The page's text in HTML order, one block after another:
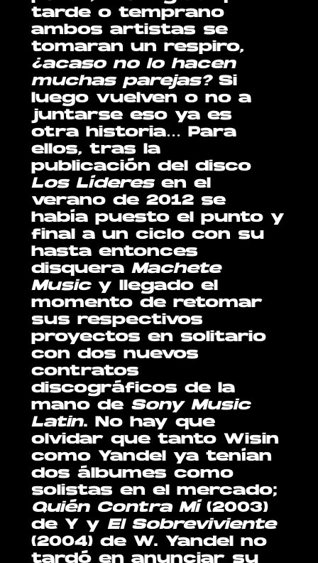
tarde o temprano
ambos artistas se
tomaran un respiro,
¿acaso no lo hacen
muchas parejas?Si
luego vuelven o no a
juntarse eso ya es
otra historia… Para
ellos, tras la
publicación del disco
Los Líderesen el
verano de 2012 se
había puesto el punto y
final a un ciclo con su
hasta entonces
disqueraMachete
Musicy llegado el
momento de retomar
sus respectivos
proyectos en solitario
con dos nuevos
contratos
discográficos de la
mano de Sony Music
Latin. No hay que
olvidar que tanto Wisin
como Yandel ya tenían
dos álbumes como
solistas en el mercado;
Quién Contra Mí(2003)
de Y yEl Sobreviviente
(2004) de W. Yandel no
tardó en anunciar su